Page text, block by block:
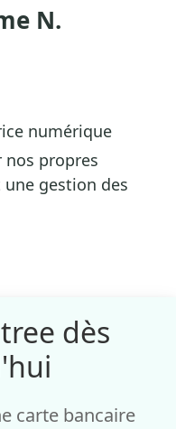
N.
numérique
propres
gestion des
dès
carte bancaire